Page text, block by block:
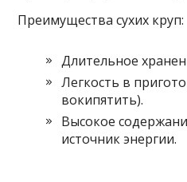
Преимущества сухих круп:
Длительное
Легкость в
вокипятить).
Высокое
источник энергии.